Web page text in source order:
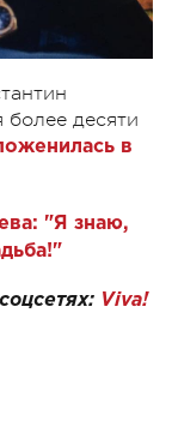
десяти
в
"Я знаю,
Viva!